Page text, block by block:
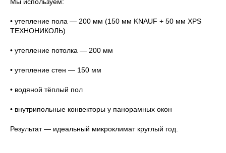
• утепление пола — 200 мм (150 мм KNAUF + 50 мм XPS
ТЕХНОНИКОЛЬ)
• утепление потолка — 200 мм
• утепление стен — 150 мм
• водяной тёплый пол
• внутрипольные конвекторы у панорамных окон
Результат — идеальный микроклимат круглый год.